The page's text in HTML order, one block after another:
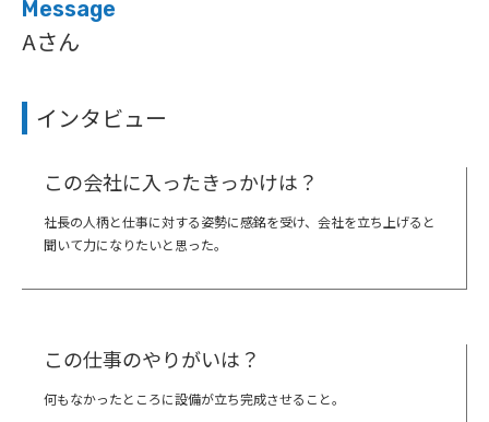
Message
Aさん
インタビュー
この会社に入ったきっかけは？
社長の人柄と仕事に対する姿勢に感銘を受け、会社を立ち上げると
聞いて力になりたいと思った。
この仕事のやりがいは？
何もなかったところに設備が立ち完成させること。